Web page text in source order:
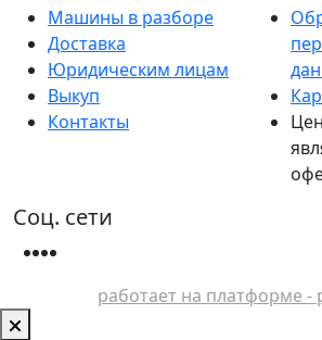
Машины в разборе
Доставка
Юридическим лицам
Выкуп
Контакты
Соц. сети
работает на платформе -